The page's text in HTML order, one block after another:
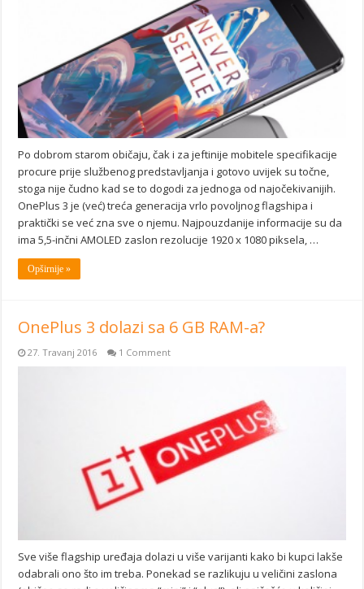
Po dobrom starom običaju, čak i za jeftinije mobitele specifikacije
procure prije službenog predstavljanja i gotovo uvijek su točne,
stoga nije čudno kad se to dogodi za jednoga od najočekivanijih.
OnePlus 3 je (već) treća generacija vrlo povoljnog flagshipa i
praktički se već zna sve o njemu. Najpouzdanije informacije su da
ima 5,5-inčni AMOLED zaslon rezolucije 1920 x 1080 piksela, …
Opširnije »
OnePlus 3 dolazi sa 6 GB RAM-a?
27. Travanj 2016 1 Comment
Sve više flagship uređaja dolazi u više varijanti kako bi kupci lakše
odabrali ono što im treba. Ponekad se razlikuju u veličini zaslona